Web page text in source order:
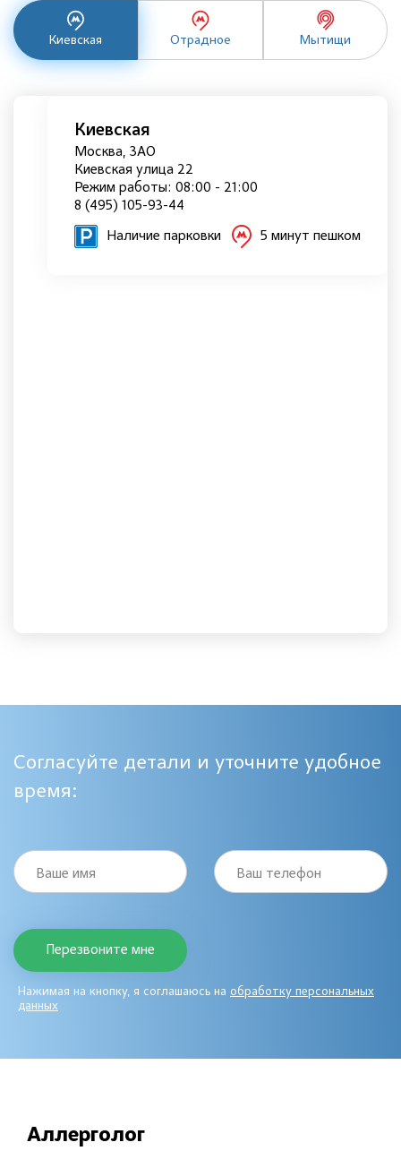
Киевская Отрадное Мытищи
Киевская
Москва, ЗАО
Киевская улица 22
Режим работы: 08:00 - 21:00
8 (495) 105-93-44
Наличие парковки 5 минут пешком
Согласуйте детали и уточните удобное
время:
Ваше имя Ваш телефон
Нажимая на кнопку, я соглашаюсь на обработку персональных
данных
Аллерголог